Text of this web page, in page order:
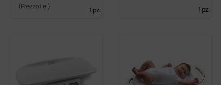
(Prezzo i.e.) 1 pz.
1 pz.